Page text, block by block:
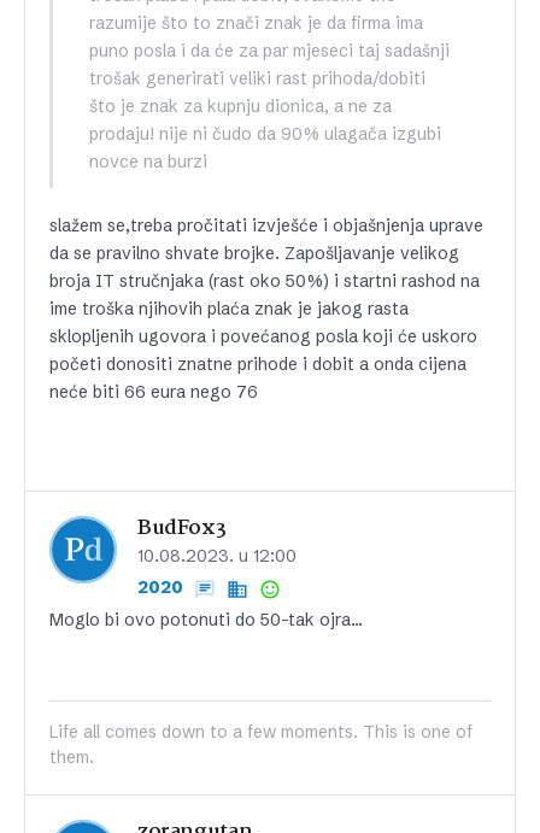
razumije što to znači znak je da firma ima
puno posla i da će za par mjeseci taj sadašnji
trošak generirati veliki rast prihoda/dobiti
što je znak za kupnju dionica, a ne za
prodaju! nije ni čudo da 90% ulagača izgubi
novce na burzi
slažem se,treba pročitati izvješće i objašnjenja uprave
da se pravilno shvate brojke. Zapošljavanje velikog
broja IT stručnjaka (rast oko 50%) i startni rashod na
ime troška njihovih plaća znak je jakog rasta
sklopljenih ugovora i povećanog posla koji će uskoro
početi donositi znatne prihode i dobit a onda cijena
neće biti 66 eura nego 76
BudFox3
10.08.2023. u 12:00
2020
Moglo bi ovo potonuti do 50-tak ojra…
Life all comes down to a few moments. This is one of
them.